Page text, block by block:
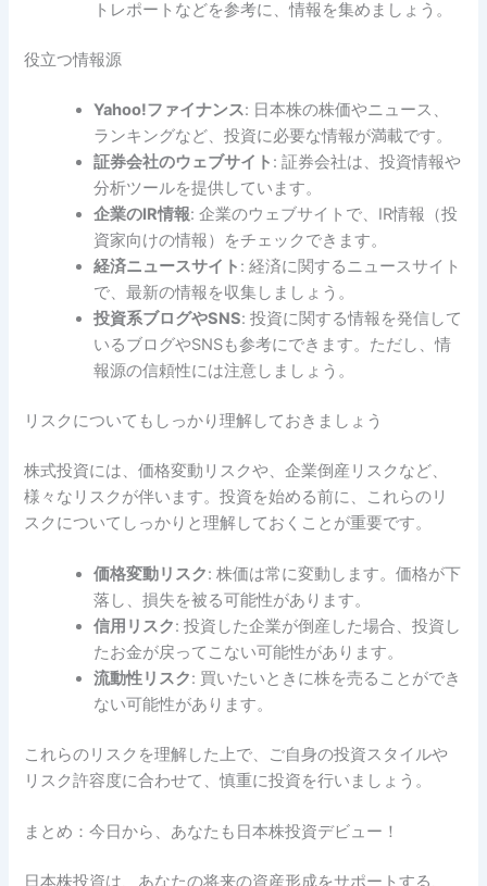
トレポートなどを参考に、情報を集めましょう。
役立つ情報源
Yahoo!ファイナンス: 日本株の株価やニュース、
ランキングなど、投資に必要な情報が満載です。
証券会社のウェブサイト : 証券会社は、投資情報や
分析ツールを提供しています。
企業のIR情報: 企業のウェブサイトで、IR情報（投
資家向けの情報）をチェックできます。
経済ニュースサイト : 経済に関するニュースサイト
で、最新の情報を収集しましょう。
投資系ブログやSNS: 投資に関する情報を発信して
いるブログやSNSも参考にできます。ただし、情
報源の信頼性には注意しましょう。
リスクについてもしっかり理解しておきましょう
株式投資には、価格変動リスクや、企業倒産リスクなど、
様々なリスクが伴います。投資を始める前に、これらのリ
スクについてしっかりと理解しておくことが重要です。
価格変動リスク: 株価は常に変動します。価格が下
落し、損失を被る可能性があります。
信用リスク: 投資した企業が倒産した場合、投資し
たお金が戻ってこない可能性があります。
流動性リスク: 買いたいときに株を売ることができ
ない可能性があります。
これらのリスクを理解した上で、ご自身の投資スタイルや
リスク許容度に合わせて、慎重に投資を行いましょう。
まとめ：今日から、あなたも日本株投資デビュー！
日本株投資は、あなたの将来の資産形成をサポートする、